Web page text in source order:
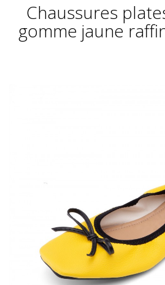
Chaussures
gomme jaune